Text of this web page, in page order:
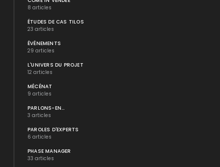
8 articles
ÉTUDES DE CAS TILOS
23 articles
ÉVÉNEMENTS
29 articles
L'UNIVERS DU PROJET
12 articles
MÉCÉNAT
9 articles
PARLONS-EN...
3 articles
PAROLES D'EXPERTS
6 articles
PHASE MANAGER
33 articles